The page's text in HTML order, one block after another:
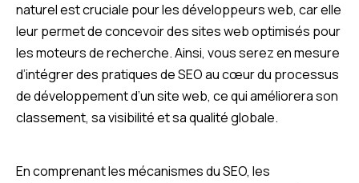
naturel est cruciale pour les développeurs web, car elle
leur permet de concevoir des sites web optimisés pour
les moteurs de recherche. Ainsi, vous serez en mesure
d’intégrer des pratiques de SEO au cœur du processus
de développement d’un site web, ce qui améliorera son
classement, sa visibilité et sa qualité globale.
En comprenant les mécanismes du SEO, les